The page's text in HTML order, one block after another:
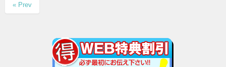
« Prev